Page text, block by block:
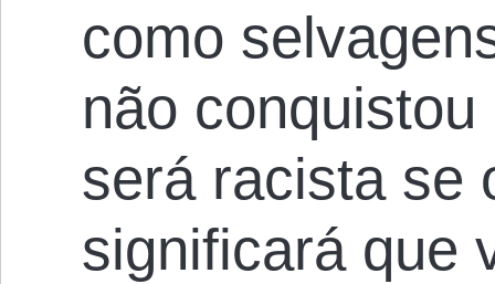
como
não
será racista se
significará que